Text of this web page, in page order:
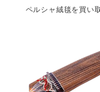
ペルシャ絨毯を買い